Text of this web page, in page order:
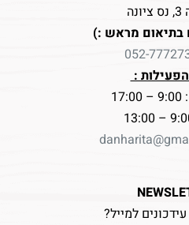
בתיאום מראש :)
052-
:
למייל?